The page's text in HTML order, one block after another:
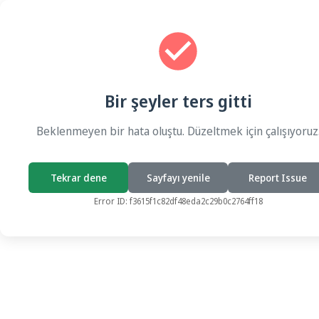
Bir şeyler ters gitti
Beklenmeyen bir hata oluştu. Düzeltmek için
Tekrar dene Sayfayı yenile Report Issue
Error ID: f3615f1c82df48eda2c29b0c2764ff18